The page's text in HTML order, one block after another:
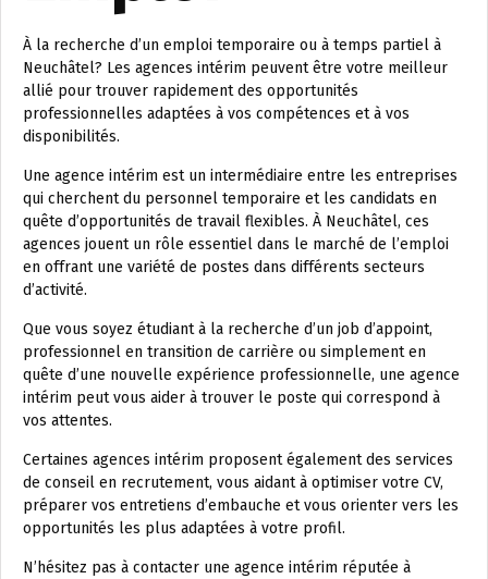
À la recherche d’un emploi temporaire ou à temps partiel à
Neuchâtel? Les agences intérim peuvent être votre meilleur
allié pour trouver rapidement des opportunités
professionnelles adaptées à vos compétences et à vos
disponibilités.
Une agence intérim est un intermédiaire entre les entreprises
qui cherchent du personnel temporaire et les candidats en
quête d’opportunités de travail flexibles. À Neuchâtel, ces
agences jouent un rôle essentiel dans le marché de l’emploi
en offrant une variété de postes dans différents secteurs
d’activité.
Que vous soyez étudiant à la recherche d’un job d’appoint,
professionnel en transition de carrière ou simplement en
quête d’une nouvelle expérience professionnelle, une agence
intérim peut vous aider à trouver le poste qui correspond à
vos attentes.
Certaines agences intérim proposent également des services
de conseil en recrutement, vous aidant à optimiser votre CV,
préparer vos entretiens d’embauche et vous orienter vers les
opportunités les plus adaptées à votre profil.
N’hésitez pas à contacter une agence intérim réputée à